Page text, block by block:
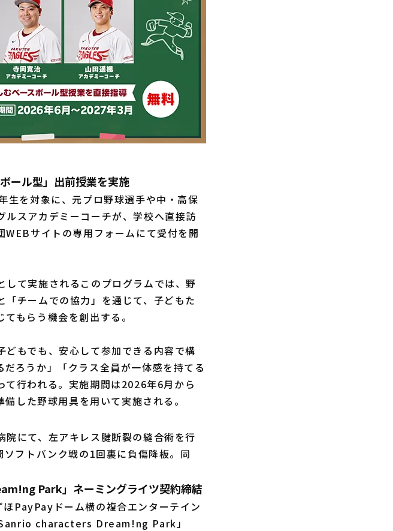
ール型」出前授業を実施
を対象に、元プロ野球選手や中・高保
スアカデミーコーチが、学校へ直接訪
サイトの専用フォームにて受付を開
して実施されるこのプログラムでは、野
チームでの協力」を通じて、子どもた
もらう機会を創出する。
もでも、安心して参加できる内容で構
ろうか」「クラス全員が一体感を持てる
行われる。実施期間は2026年6月から
した野球用具を用いて実施される。
院にて、左アキレス腱断裂の縫合術を行
フトバンク戦の1回裏に負傷降板。同
Park」ネーミングライツ契約締結
PayPayドーム横の複合エンターテイン
characters Dream!ng Park」